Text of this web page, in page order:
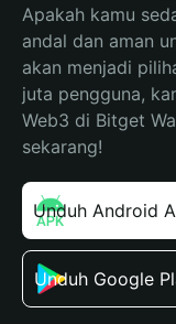
Apakah kamu
andal dan aman
akan menjadi
juta pengguna,
Web3 di Bitget
sekarang!
Unduh Android
Unduh Google